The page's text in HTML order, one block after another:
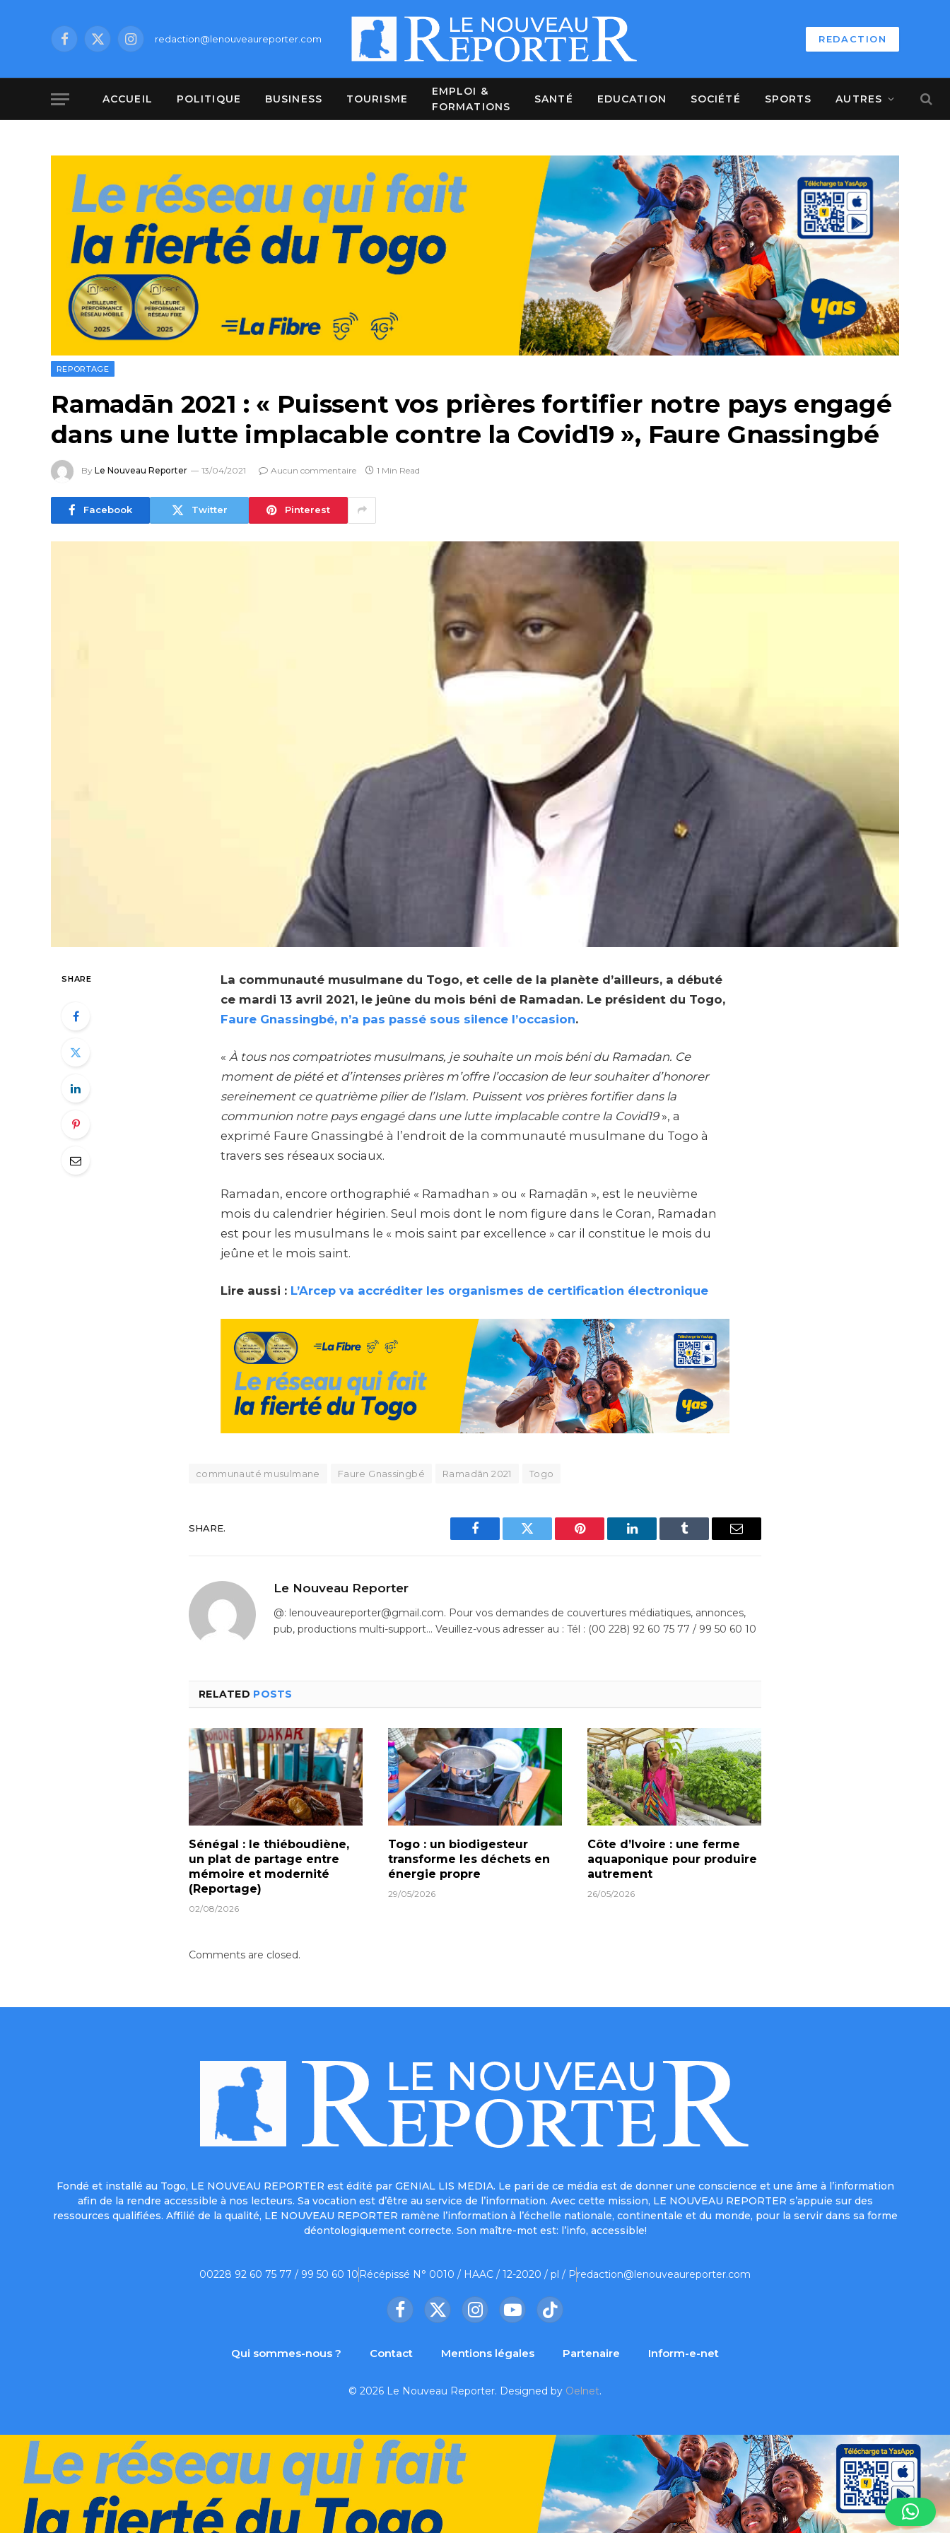
Facebook
X
Instagramredaction@lenouveaureporter.com REDACTION
ACCUEIL POLITIQUE BUSINESS TOURISME
EMPLOI &
FORMATIONS
SANTÉ EDUCATION SOCIÉTÉ SPORTS AUTRES
REPORTAGE
Ramadān 2021 : « Puissent vos prières fortifier notre pays engagé
dans une lutte implacable contre la Covid19 », Faure Gnassingbé
By Le Nouveau Reporter 13/04/2021 Aucun commentaire 1 Min Read
Facebook Twitter Pinterest
SHARE
La communauté musulmane du Togo, et celle de la planète d’ailleurs, a débuté
ce mardi 13 avril 2021, le jeûne du mois béni de Ramadan. Le président du Togo,
Faure Gnassingbé, n’a pas passé sous silence l’occasion.
« À tous nos compatriotes musulmans, je souhaite un mois béni du Ramadan. Ce
moment de piété et d’intenses prières m’offre l’occasion de leur souhaiter d’honorer
sereinement ce quatrième pilier de l’Islam. Puissent vos prières fortifier dans la
communion notre pays engagé dans une lutte implacable contre la Covid19», a
exprimé Faure Gnassingbé à l’endroit de la communauté musulmane du Togo à
travers ses réseaux sociaux.
Ramadan, encore orthographié « Ramadhan » ou « Ramaḍān », est le neuvième
mois du calendrier hégirien. Seul mois dont le nom figure dans le Coran, Ramadan
est pour les musulmans le « mois saint par excellence » car il constitue le mois du
jeûne et le mois saint.
Lire aussi : L’Arcep va accréditer les organismes de certification électronique
communauté musulmane Faure Gnassingbé Ramadān 2021 Togo
SHARE.
Facebook Twitter Pinterest LinkedIn Tumblr Email
Le Nouveau Reporter
@: lenouveaureporter@gmail.com. Pour vos demandes de couvertures médiatiques, annonces,
pub, productions multi-support… Veuillez-vous adresser au : Tél : (00 228) 92 60 75 77 / 99 50 60 10
RELATED POSTS
Sénégal : le thiéboudiène,
un plat de partage entre
mémoire et modernité
(Reportage)
02/08/2026
Togo : un biodigesteur
transforme les déchets en
énergie propre
29/05/2026
Côte d’Ivoire : une ferme
aquaponique pour produire
autrement
26/05/2026
Comments are closed.
Fondé et installé au Togo, LE NOUVEAU REPORTER est édité par GENIAL LIS MEDIA. Le pari de ce média est de donner une conscience et une âme à l’information
afin de la rendre accessible à nos lecteurs. Sa vocation est d’être au service de l’information. Avec cette mission, LE NOUVEAU REPORTER s’appuie sur des
ressources qualifiées. Affilié de la qualité, LE NOUVEAU REPORTER ramène l’information à l’échelle nationale, continentale et du monde, pour la servir dans sa forme
déontologiquement correcte. Son maître-mot est: l’info, accessible!
00228 92 60 75 77 / 99 50 60 10 Récépissé N° 0010 / HAAC / 12-2020 / pl / Predaction@lenouveaureporter.com
Facebook
X
InstagramYouTubeTikTok
Qui sommes-nous ? Contact Mentions légales Partenaire Inform-e-net
© 2026 Le Nouveau Reporter. Designed by Oelnet.